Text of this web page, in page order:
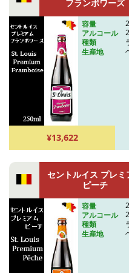
フランボワーズ
容量
アルコール
種類
生産地
¥13,622
セントルイス プレミ
ピーチ
容量
アルコール
種類
生産地